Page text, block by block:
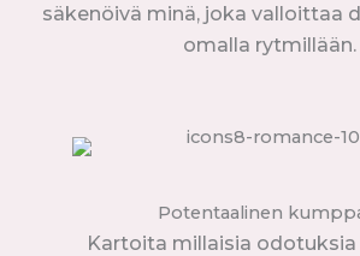
säkenöivä minä, joka valloittaa
omalla rytmillään.
Potentaalinen
Kartoita millaisia odotuksia